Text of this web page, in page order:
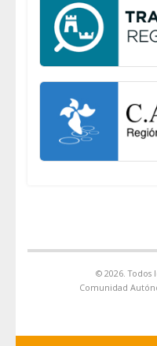
© 2026. Todos
Comunidad